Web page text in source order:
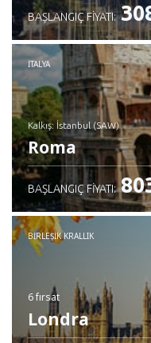
BAŞLANGIÇ FIYATI:
İTALYA
Kalkış: İstanbul (SAW)
Roma
İncele
BAŞLANGIÇ FIYATI:
BIRLEŞIK KRALLIK
6 fırsat
Londra